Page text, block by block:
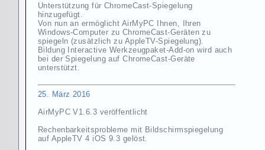
Unterstützung für ChromeCast-Spiegelung
hinzugefügt.
Von nun an ermöglicht AirMyPC Ihnen, Ihren
Windows-Computer zu ChromeCast-Geräten zu
spiegeln (zusätzlich zu AppleTV-Spiegelung).
Bildung Interactive Werkzeugpaket-Add-on wird auch
bei der Spiegelung auf ChromeCast-Geräte
unterstützt.
25. März 2016
AirMyPC V1.6.3 veröffentlicht
Rechenbarkeitsprobleme mit Bildschirmspiegelung
auf AppleTV 4 iOS 9.3 gelöst.